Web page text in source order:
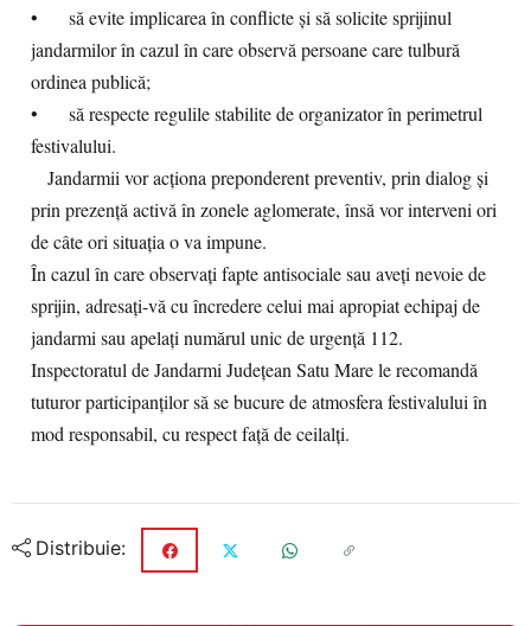
•
să evite implicarea în conflicte și să solicite sprijinul
jandarmilor în cazul în care observă persoane care tulbură
ordinea publică;
•
să respecte regulile stabilite de organizator în perimetrul
festivalului.
Jandarmii vor acționa preponderent preventiv, prin dialog și
prin prezență activă în zonele aglomerate, însă vor interveni ori
de câte ori situația o va impune.
În cazul în care observați fapte antisociale sau aveți nevoie de
sprijin, adresați-vă cu încredere celui mai apropiat echipaj de
jandarmi sau apelați numărul unic de urgență 112.
Inspectoratul de Jandarmi Județean Satu Mare le recomandă
tuturor participanților să se bucure de atmosfera festivalului în
mod responsabil, cu respect față de ceilalți.
Distribuie: